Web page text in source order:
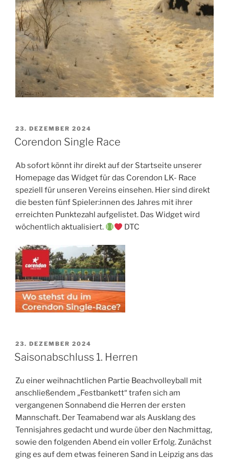
VERÖFFENTLICHT
AM
23. DEZEMBER 2024
Corendon Single Race
Ab sofort könnt ihr direkt auf der Startseite unserer
Homepage das Widget für das Corendon LK- Race
speziell für unseren Vereins einsehen. Hier sind direkt
die besten fünf Spieler:innen des Jahres mit ihrer
erreichten Punktezahl aufgelistet. Das Widget wird
wöchentlich aktualisiert.
DTC
VERÖFFENTLICHT
AM
23. DEZEMBER 2024
Saisonabschluss 1. Herren
Zu einer weihnachtlichen Partie Beachvolleyball mit
anschließendem „Festbankett“ trafen sich am
vergangenen Sonnabend die Herren der ersten
Mannschaft. Der Teamabend war als Ausklang des
Tennisjahres gedacht und wurde über den Nachmittag,
sowie den folgenden Abend ein voller Erfolg. Zunächst
ging es auf dem etwas feineren Sand in Leipzig ans das